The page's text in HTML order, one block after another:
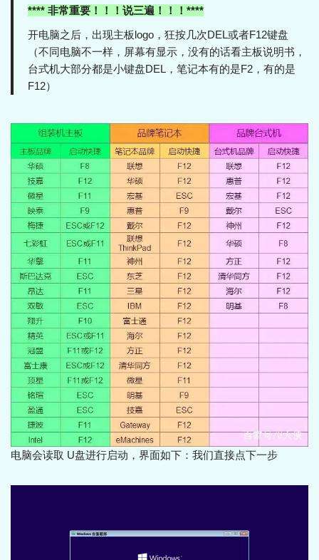
**** 非常重要！！！说三遍！！！****
开电脑之后，出现主板logo，狂按几次DEL或者F12键盘
（不同电脑不一样，屏幕有显示，没有的话看主板说明书，
台式机大部分都是小键盘DEL，笔记本有的是F2，有的是
F12）
电脑会读取 U盘进行启动，界面如下：我们直接点下一步